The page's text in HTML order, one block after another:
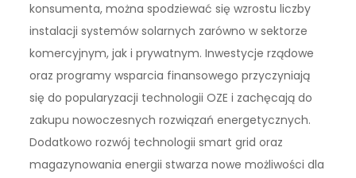
konsumenta, można spodziewać się wzrostu liczby
instalacji systemów solarnych zarówno w sektorze
komercyjnym, jak i prywatnym. Inwestycje rządowe
oraz programy wsparcia finansowego przyczyniają
się do popularyzacji technologii OZE i zachęcają do
zakupu nowoczesnych rozwiązań energetycznych.
Dodatkowo rozwój technologii smart grid oraz
magazynowania energii stwarza nowe możliwości dla